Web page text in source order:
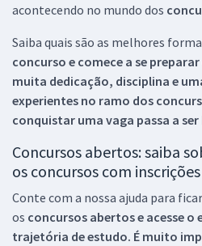
acontecendo no mundo dos
Saiba quais são as melhores
concurso e comece a se
muita dedicação, disciplina e
experientes no ramo dos
conquistar uma vaga passa a
Concursos abertos: saiba
os concursos com
Conte com a nossa ajuda para
os concursos abertos e acesse o
trajetória de estudo. É muito